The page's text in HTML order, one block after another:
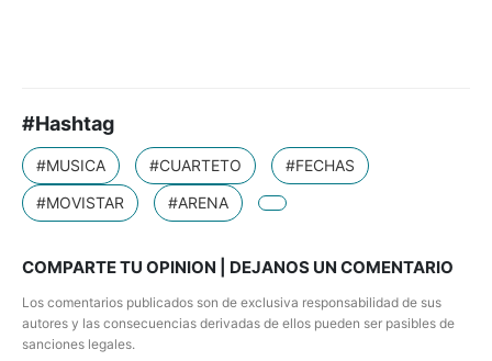
#Hashtag
#MUSICA #CUARTETO
#FECHAS
#MOVISTAR
#ARENA
COMPARTE TU OPINION | DEJANOS UN COMENTARIO
Los comentarios publicados son de exclusiva responsabilidad de sus
autores y las consecuencias derivadas de ellos pueden ser pasibles de
sanciones legales.